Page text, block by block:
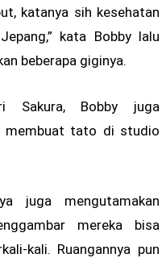
katanya sih kesehatan
kata Bobby lalu
beberapa giginya.
Sakura, Bobby juga
membuat tato di studio
juga mengutamakan
mereka bisa
kali. Ruangannya pun